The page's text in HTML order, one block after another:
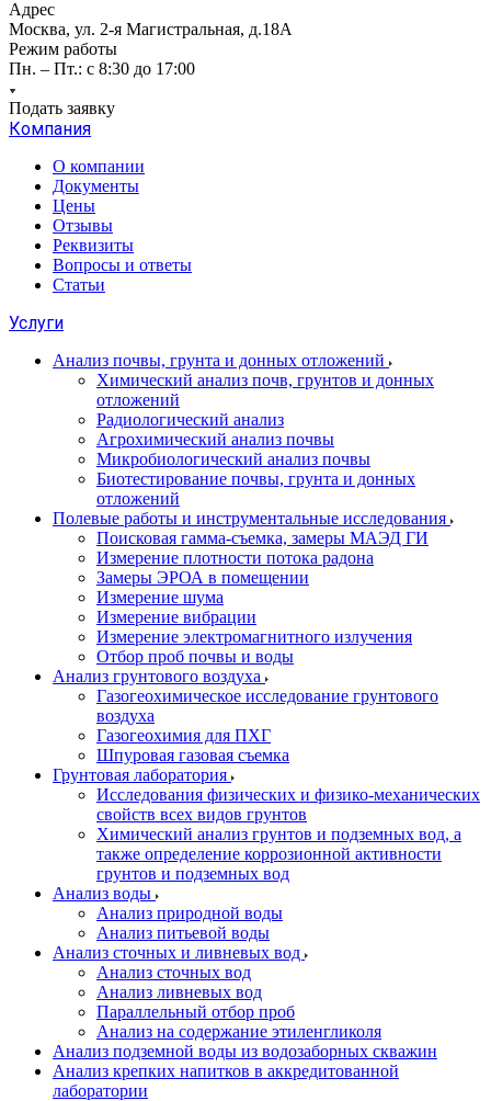
Адрес
Москва, ул. 2-я Магистральная, д.18А
Режим работы
Пн. – Пт.: с 8:30 до 17:00
Подать заявку
Компания
О компании
Документы
Цены
Отзывы
Реквизиты
Вопросы и ответы
Статьи
Услуги
Анализ почвы, грунта и донных отложений
Химический анализ почв, грунтов и донных
отложений
Радиологический анализ
Агрохимический анализ почвы
Микробиологический анализ почвы
Биотестирование почвы, грунта и донных
отложений
Полевые работы и инструментальные исследования
Поисковая гамма-съемка, замеры МАЭД ГИ
Измерение плотности потока радона
Замеры ЭРОА в помещении
Измерение шума
Измерение вибрации
Измерение электромагнитного излучения
Отбор проб почвы и воды
Анализ грунтового воздуха
Газогеохимическое исследование грунтового
воздуха
Газогеохимия для ПХГ
Шпуровая газовая съемка
Грунтовая лаборатория
Исследования физических и физико-механических
свойств всех видов грунтов
Химический анализ грунтов и подземных вод, а
также определение коррозионной активности
грунтов и подземных вод
Анализ воды
Анализ природной воды
Анализ питьевой воды
Анализ сточных и ливневых вод
Анализ сточных вод
Анализ ливневых вод
Параллельный отбор проб
Анализ на содержание этиленгликоля
Анализ подземной воды из водозаборных скважин
Анализ крепких напитков в аккредитованной
лаборатории